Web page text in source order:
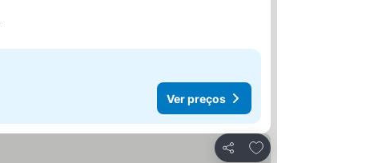
Ver preços
Partilhar
Adicionar aos favoritos